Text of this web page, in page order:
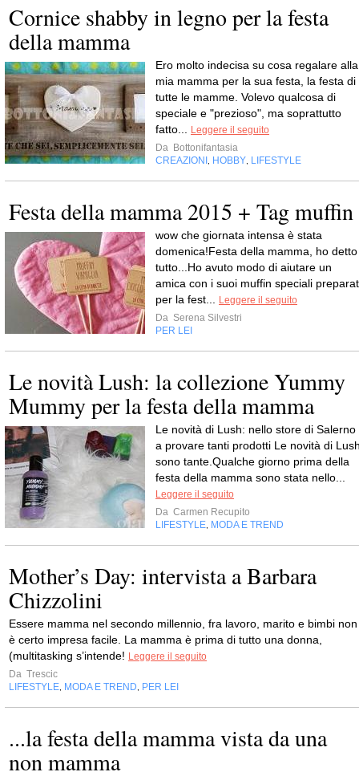
Cornice shabby in legno per la festa
della mamma
Ero molto indecisa su cosa regalare alla
mia mamma per la sua festa, la festa di
tutte le mamme. Volevo qualcosa di
speciale e "prezioso", ma soprattutto
fatto...
Leggere il seguito
Da Bottonifantasia
CREAZIONI HOBBY LIFESTYLE
Festa della mamma 2015 + Tag muffin
wow che giornata intensa è stata
domenica!Festa della mamma, ho detto
tutto...Ho avuto modo di aiutare un
amica con i suoi muffin speciali
per la fest...
Leggere il seguito
Da Serena Silvestri
PER LEI
Le novità Lush: la collezione Yummy
Mummy per la festa della mamma
Le novità di Lush: nello store di Salerno
a provare tanti prodotti Le novità di
sono tante.Qualche giorno prima della
festa della mamma sono stata nello...
Leggere il seguito
Da Carmen Recupito
LIFESTYLE MODA E TREND
Mother’s Day: intervista a Barbara
Chizzolini
Essere mamma nel secondo millennio, fra lavoro, marito e bimbi non
è certo impresa facile. La mamma è prima di tutto una donna,
(multitasking s’intende! Leggere il seguito
Da Trescic
LIFESTYLE MODA E TREND PER LEI
...la festa della mamma vista da una
non mamma